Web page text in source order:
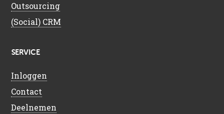
Outsourcing
(Social) CRM
SERVICE
Inloggen
Contact
Deelnemen